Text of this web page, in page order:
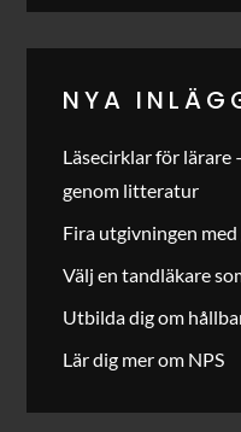
NYA
Läsecirklar för lärare
genom litteratur
Fira utgivningen
Välj en tandläkare
Utbilda dig om
Lär dig mer om NPS